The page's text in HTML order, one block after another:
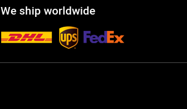
We ship worldwide